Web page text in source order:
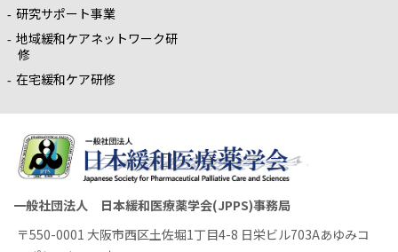
研究サポート事業
地域緩和ケアネットワーク研
修
在宅緩和ケア研修
一般社団法人 日本緩和医療薬学会(JPPS)事務局
〒550-0001 大阪市西区土佐堀1丁目4-8 日栄ビル703Aあゆみコ